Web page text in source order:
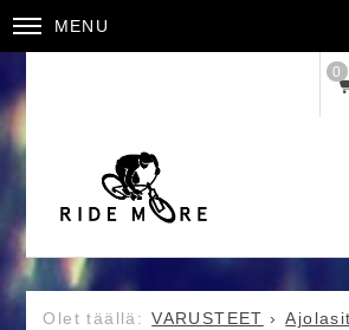
MENU
0
VARUSTEET
Ajolasit